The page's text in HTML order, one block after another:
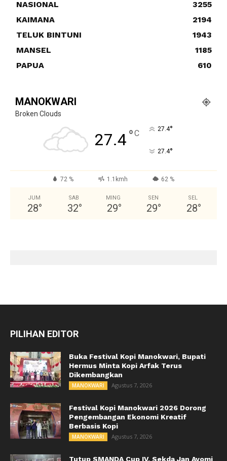
NASIONAL
3255
KAIMANA
2194
TELUK BINTUNI
1943
MANSEL
1185
PAPUA
610
MANOKWARI
Broken Clouds
27.4°C 27.4°
27.4°
72 % 1.1kmh 62 %
JUM
28°
SAB
32°
MING
29°
SEN
29°
SEL
28°
PILIHAN EDITOR
Buka Festival Kopi Manokwari, Bupati
Hermus Minta Kopi Arfak Terus
Dikembangkan
MANOKWARI Agustus 7, 2026
Festival Kopi Manokwari 2026 Dorong
Pengembangan Ekonomi Kreatif
Berbasis Kopi
MANOKWARI Agustus 7, 2026
Tutup SMANDA Cup IV, Sekda Jan Ayomi